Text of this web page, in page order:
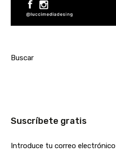
Buscar
Suscríbete gratis
Introduce tu correo electrónico